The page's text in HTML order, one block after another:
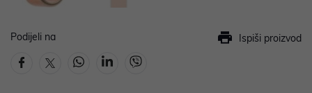
Podijeli na Ispiši proizvod